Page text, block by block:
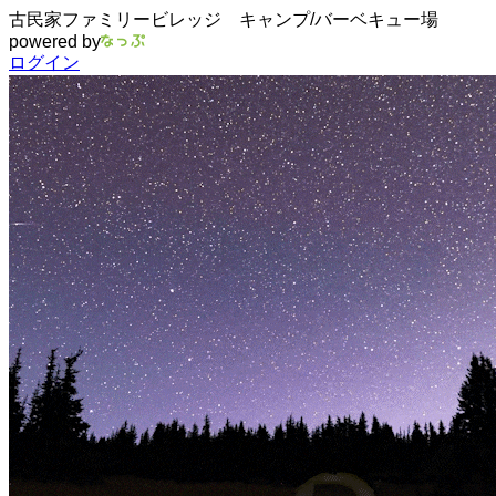
古民家ファミリービレッジ キャンプ/バーベキュー場
powered by
ログイン